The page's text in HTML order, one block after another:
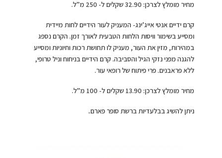
מחיר מומלץ לצרכן: 32.90 שקלים ל- 250 מ”ל.
קרם ידיים אנטי אייג’ינג- המעניק לעור הידיים לחות מיידית
ומסייע בשימור וויסות הלחות הטבעית לאורך זמן. הקרם נספג
במהירות, מזין את העור, מעניק לו תחושת רכות וחיוניות ומסייע
להגנה מפני נזקי הגיל והסביבה. קרם הידיים בניחוח וניל טרופי,
ללא פראבנים. פרי פיתוח של רופאי עור.
מחיר מומלץ לצרכן: 13.90 שקלים ל- 100 מ”ל.
ניתן להשיג בבלעדיות ברשת סופר פארם.